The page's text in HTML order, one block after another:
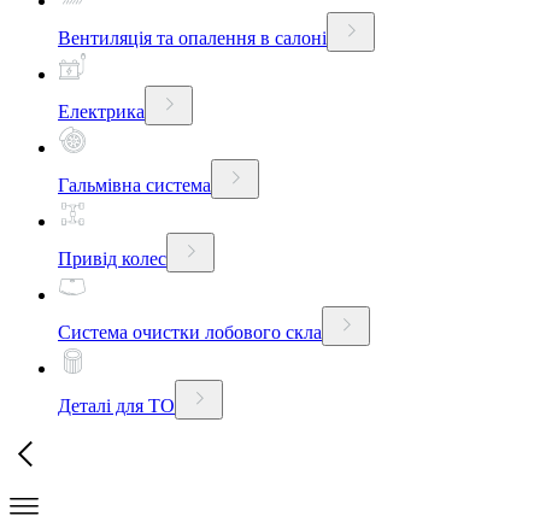
Вентиляція та опалення в салоні
Електрика
Гальмівна система
Привід колес
Система очистки лобового скла
Деталі для ТО